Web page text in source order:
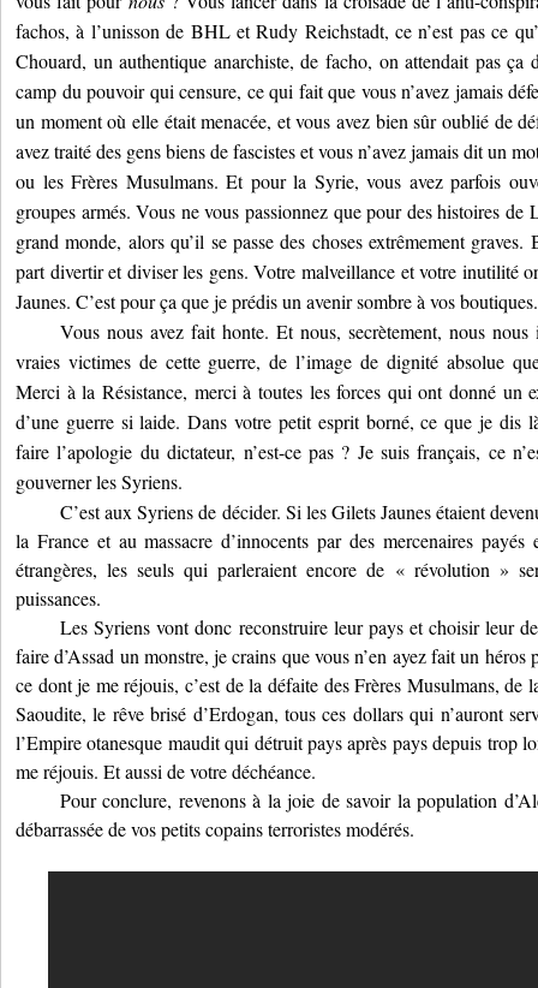
fachos, à l’unisson de BHL et Rudy Reichstadt, ce n’est pas ce
Chouard, un authentique anarchiste, de facho, on attendait pas ça
camp du pouvoir qui censure, ce qui fait que vous n’avez jamais
un moment où elle était menacée, et vous avez bien sûr oublié de
avez traité des gens biens de fascistes et vous n’avez jamais dit un
ou les Frères Musulmans. Et pour la Syrie, vous avez parfois
groupes armés. Vous ne vous passionnez que pour des histoires
grand monde, alors qu’il se passe des choses extrêmement
part divertir et diviser les gens. Votre malveillance et votre inutilité
Jaunes. C’est pour ça que je prédis un avenir sombre à vos boutiques.
Vous nous avez fait honte. Et nous, secrètement, nous nous
vraies victimes de cette guerre, de l’image de dignité absolue
Merci à la Résistance, merci à toutes les forces qui ont donné un
d’une guerre si laide. Dans votre petit esprit borné, ce que je dis
faire l’apologie du dictateur, n’est-ce pas ? Je suis français, ce
gouverner les Syriens.
C’est aux Syriens de décider. Si les Gilets Jaunes étaient
la France et au massacre d’innocents par des mercenaires payés
étrangères, les seuls qui parleraient encore de « révolution »
puissances.
Les Syriens vont donc reconstruire leur pays et choisir leur
faire d’Assad un monstre, je crains que vous n’en ayez fait un
ce dont je me réjouis, c’est de la défaite des Frères Musulmans, de
Saoudite, le rêve brisé d’Erdogan, tous ces dollars qui n’auront
l’Empire otanesque maudit qui détruit pays après pays depuis trop
me réjouis. Et aussi de votre déchéance.
Pour conclure, revenons à la joie de savoir la population
débarrassée de vos petits copains terroristes modérés.